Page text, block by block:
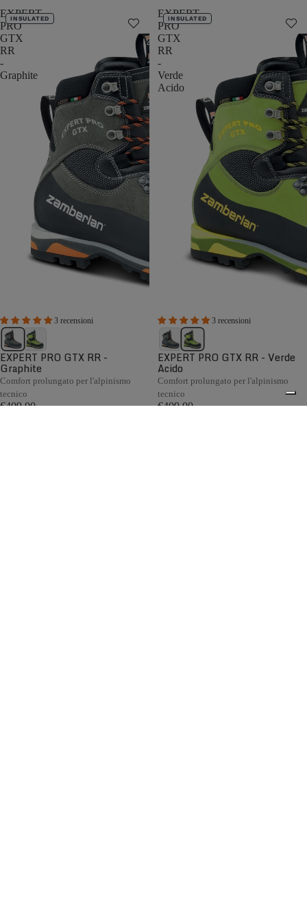
EXPERT
PRO
GTX
RR
-
Graphite
3 recensioni
INSULATED
EXPERT PRO GTX RR -
Graphite
Comfort prolungato per l'alpinismo
tecnico
€409,00
EXPERT
PRO
GTX
RR
-
Verde
Acido
3 recensioni
INSULATED
EXPERT PRO GTX RR - Verde
Acido
Comfort prolungato per l'alpinismo
tecnico
€409,00